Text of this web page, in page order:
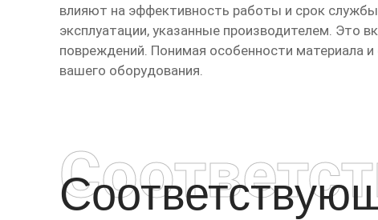
влияют на эффективность работы и срок
эксплуатации, указанные производителем. Это
повреждений. Понимая особенности материала
вашего оборудования.